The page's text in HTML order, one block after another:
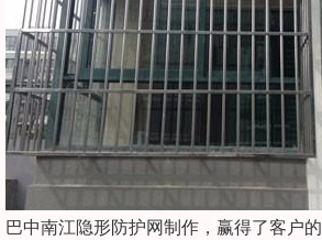
巴中南江隐形防护网制作，赢得了客户